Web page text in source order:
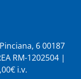
6 00187
RM-1202504 |
i.v.